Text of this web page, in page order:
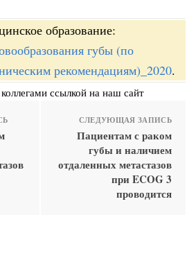
образование:
губы (по
рекомендациям)_2020.
ссылкой на наш сайт
СЛЕДУЮЩАЯ ЗАПИСЬ
Пациентам с раком
губы и наличием
отдаленных метастазов
при ECOG 3
проводится